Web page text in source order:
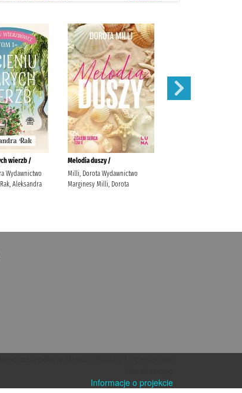
Informacje o projekcie